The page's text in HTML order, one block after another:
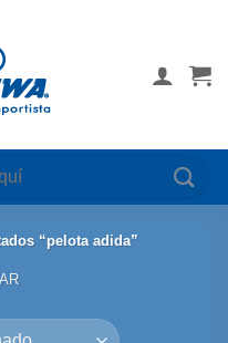
“pelota adida”